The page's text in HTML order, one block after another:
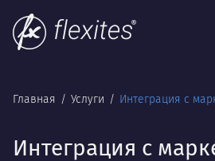
Главная Услуги Интеграция с
Интеграция с